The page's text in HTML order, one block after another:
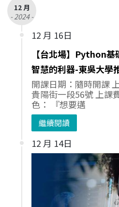
12 月
- 2024 -
12 月 16日
【台北場】Python
智慧的利器-東吳大學
開課日期：隨時開課
貴陽街一段56號 上課
色： 『想要邁
繼續閱讀
12 月 14日